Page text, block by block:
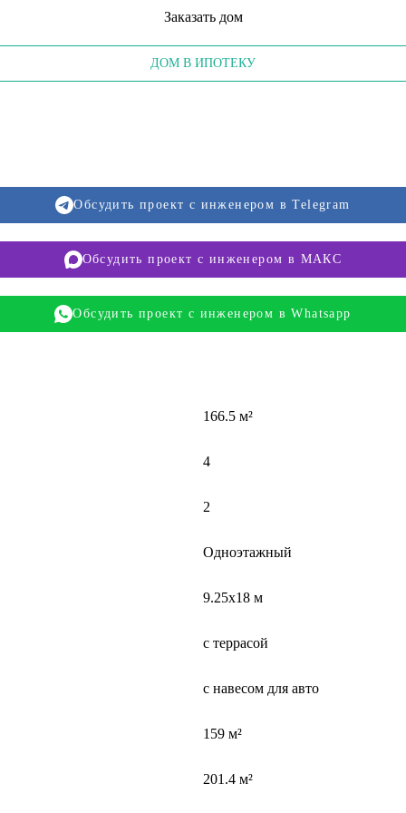
Заказать дом
ДОМ В ИПОТЕКУ
Обсудить проект с инженером в Telegram
Обсудить проект с инженером в МАКС
Обсудить проект с инженером в Whatsapp
166.5 м²
4
2
Одноэтажный
9.25х18 м
с террасой
с навесом для авто
159 м²
201.4 м²